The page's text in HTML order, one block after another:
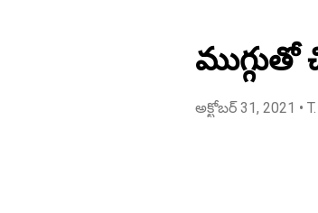
ముగ్గుతో
అక్టోబర్ 31, 2021 •